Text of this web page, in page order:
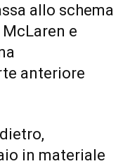
allo schema
e
anteriore
in materiale